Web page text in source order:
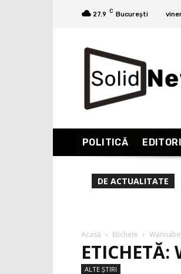
27.9 C București
POLITICĂ
DE ACTUALITATE
Acasă Etichete Wannabe
ETICHETĂ:
ALTE ŞTIRI